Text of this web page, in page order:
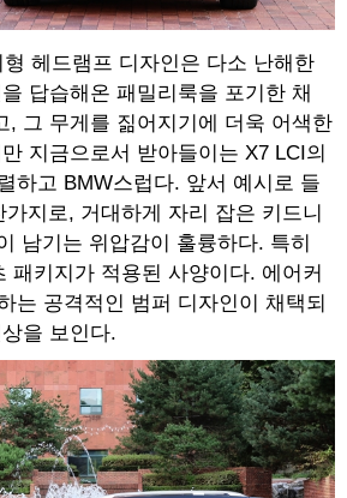
헤드램프 디자인은 다소 난해한
답습해온 패밀리룩을 포기한 채
, 그 무게를 짊어지기에 더욱 어색한
지금으로서 받아들이는 X7 LCI의
하고 BMW스럽다. 앞서 예시로 들
지로, 거대하게 자리 잡은 키드니
남기는 위압감이 훌륭하다. 특히
패키지가 적용된 사양이다. 에어커
는 공격적인 범퍼 디자인이 채택되
을 보인다.